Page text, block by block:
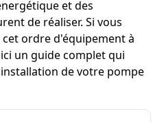
et des
de réaliser. Si vous
ordre d'équipement à
un guide complet qui
de votre pompe